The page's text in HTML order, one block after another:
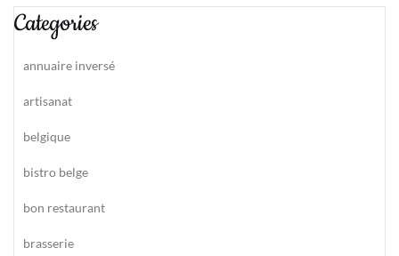
Categories
annuaire inversé
artisanat
belgique
bistro belge
bon restaurant
brasserie